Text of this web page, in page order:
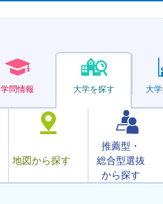
学問情報 大学を探す
地図から探す
推薦型・
総合型選抜
から探す
大学